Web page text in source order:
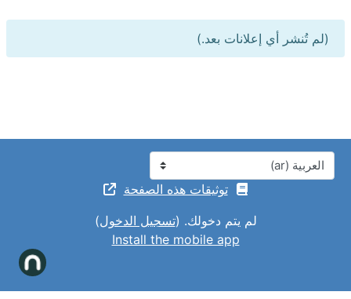
(لم تُنشر أي إعلانات بعد.)
توثيقات هذه الصفحة
لم يتم دخولك. (تسجيل الدخول)
Install the mobile app